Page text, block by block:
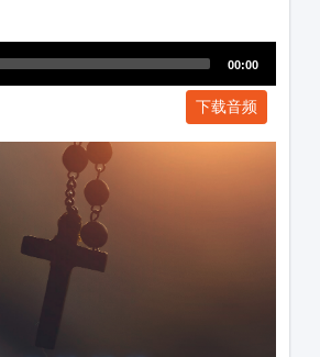
00:00
下载音频